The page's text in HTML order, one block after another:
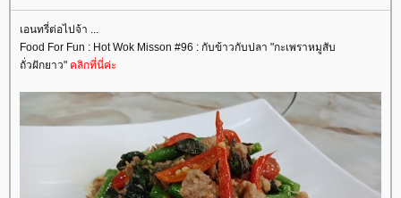
เอนทรี่ต่อไปจ้า ...
Food For Fun : Hot Wok Misson #96 : กับข้าวกับปลา "กะเพราหมูสับ
ถั่วฝักยาว" คลิกที่นี่ค่ะ